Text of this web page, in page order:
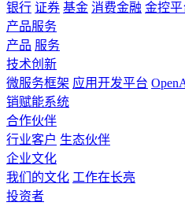
银行 证券 基金 消费金融 金控平
产品服务
产品 服务
技术创新
微服务框架 应用开发平台
销赋能系统
合作伙伴
行业客户 生态伙伴
企业文化
我们的文化 工作在长亮
投资者